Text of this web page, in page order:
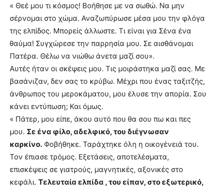
« Θεέ μου τι κόσμος! Βοήθησε με να σωθώ. Να μην
σέρνομαι στο χώμα. Αναζωπύρωσε μέσα μου την φλόγα
της ελπίδος. Μπορείς άλλωστε. Τι είναι για Σένα ένα
θαύμα! Συγχώρεσε την παρρησία μου. Σε αισθάνομαι
Πατέρα. Θέλω να νιώθω άνετα μαζί σου».
Αυτές ήταν οι σκέψεις μου. Τις μοιράστηκα μαζί σας. Με
βασάνιζαν, δεν σας το κρύβω. Μέχρι που ένας ταξιτζής,
άνθρωπος του μεροκάματου, μου έλυσε την απορία. Σου
κάνει εντύπωση; Και όμως.
« Πάτερ, μου είπε, άκου αυτό που θα σου πω και πες
μου. Σε ένα φίλο, αδελφικό, του διέγνωσαν
καρκίνο. Φοβήθηκε. Ταράχτηκε όλη η οικογένειά του.
Τον έπιασε τρόμος. Εξετάσεις, αποτελέσματα,
επισκέψεις σε γιατρούς, μαγνητικές, αξονικές στο
κεφάλι. Τελευταία ελπίδα , του είπαν, στο εξωτερικό,